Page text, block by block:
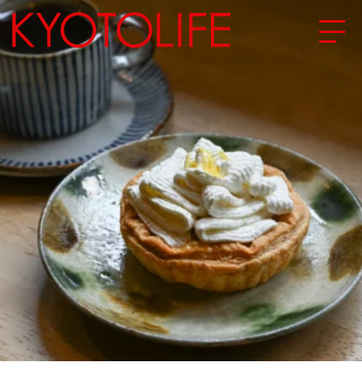
エリアから探す
地図から探す
カテゴリーから探す
SPECIAL
NEW OPEN
SERIES
CULTURE